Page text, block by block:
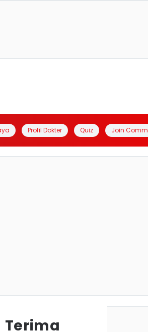
Profil Dokter Quiz Join
Terima